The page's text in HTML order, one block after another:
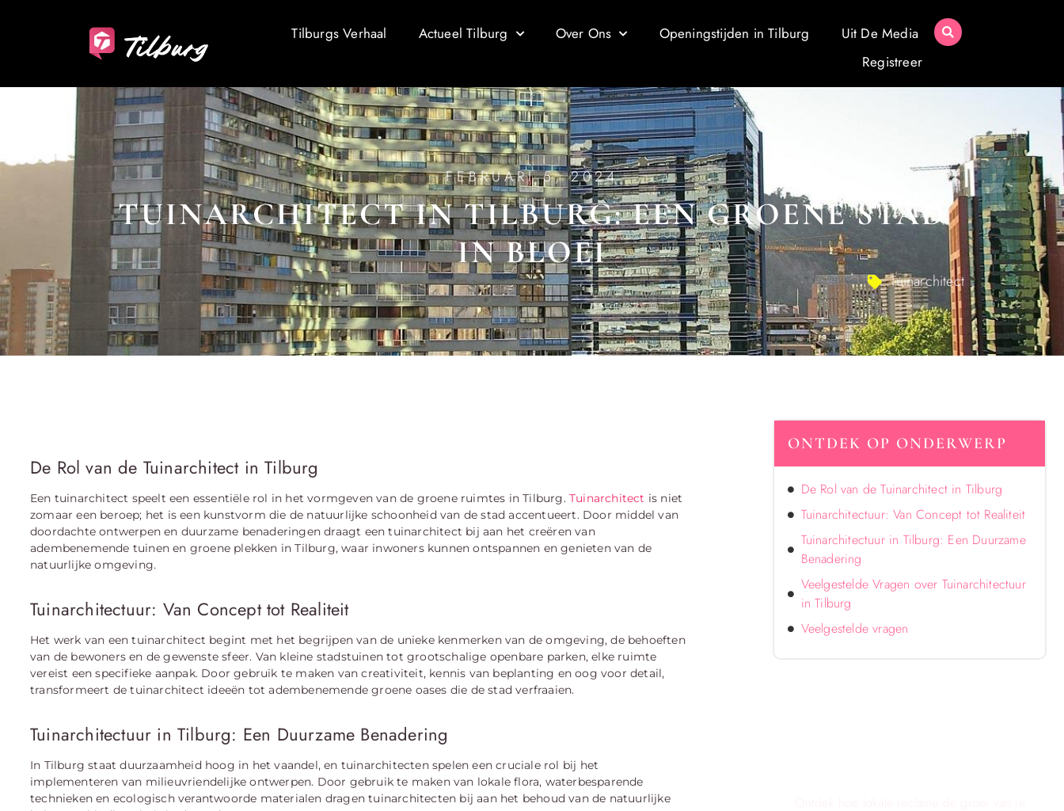
Tilburgs Verhaal Actueel Tilburg Over Ons Openingstijden in Tilburg
Uit De Media
Registreer
FEBRUARI 5, 2024
TUINARCHITECT IN TILBURG: EEN GROENE STAD
IN BLOEI
Tuinarchitect
De Rol van de Tuinarchitect in Tilburg
Een tuinarchitect speelt een essentiële rol in het vormgeven van de groene ruimtes in Tilburg.Tuinarchitect is niet
zomaar een beroep; het is een kunstvorm die de natuurlijke schoonheid van de stad accentueert. Door middel van
doordachte ontwerpen en duurzame benaderingen draagt een tuinarchitect bij aan het creëren van
adembenemende tuinen en groene plekken in Tilburg, waar inwoners kunnen ontspannen en genieten van de
natuurlijke omgeving.
Tuinarchitectuur: Van Concept tot Realiteit
Het werk van een tuinarchitect begint met het begrijpen van de unieke kenmerken van de omgeving, de behoeften
van de bewoners en de gewenste sfeer. Van kleine stadstuinen tot grootschalige openbare parken, elke ruimte
vereist een specifieke aanpak. Door gebruik te maken van creativiteit, kennis van beplanting en oog voor detail,
transformeert de tuinarchitect ideeën tot adembenemende groene oases die de stad verfraaien.
Tuinarchitectuur in Tilburg: Een Duurzame Benadering
In Tilburg staat duurzaamheid hoog in het vaandel, en tuinarchitecten spelen een cruciale rol bij het
implementeren van milieuvriendelijke ontwerpen. Door gebruik te maken van lokale flora, waterbesparende
technieken en ecologisch verantwoorde materialen dragen tuinarchitecten bij aan het behoud van de natuurlijke
ONTDEK OP ONDERWERP
De Rol van de Tuinarchitect in Tilburg
Tuinarchitectuur: Van Concept tot Realiteit
Tuinarchitectuur in Tilburg: Een Duurzame
Benadering
Veelgestelde Vragen over Tuinarchitectuur
in Tilburg
Veelgestelde vragen